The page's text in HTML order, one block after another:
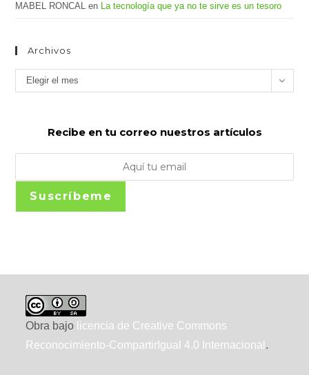
MABEL RONCAL en La tecnología que ya no te sirve es un tesoro
Archivos
Archivos
Elegir el mes
Recibe en tu correo nuestros artículos
Suscríbeme
Obra bajo licencia de Creative Commons
Reconocimiento-CompartirIgual 4.0 Internacional .